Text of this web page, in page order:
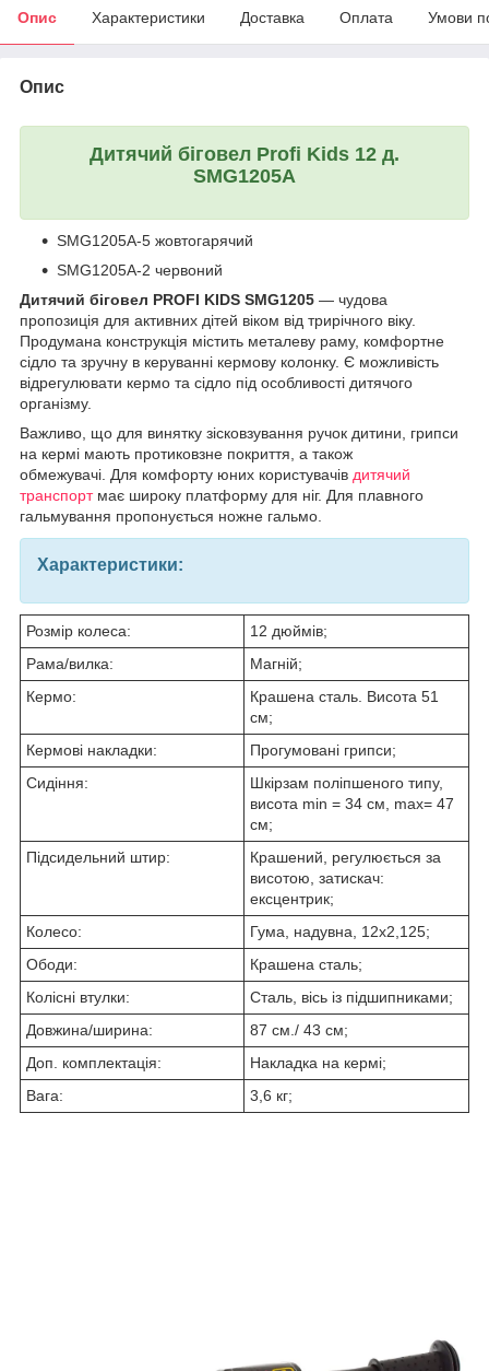
Опис Характеристики Доставка Оплата Умови
Опис
Дитячий біговел Profi Kids 12 д.
SMG1205A
SMG1205A-5 жовтогарячий
SMG1205A-2 червоний
Дитячий біговел PROFI KIDS SMG1205 — чудова
пропозиція для активних дітей віком від трирічного віку.
Продумана конструкція містить металеву раму, комфортне
сідло та зручну в керуванні кермову колонку. Є можливість
відрегулювати кермо та сідло під особливості дитячого
організму.
Важливо, що для винятку зісковзування ручок дитини, грипси
на кермі мають протиковзне покриття, а також
обмежувачі. Для комфорту юних користувачів дитячий
транспортмає широку платформу для ніг. Для плавного
гальмування пропонується ножне гальмо.
Характеристики:
Розмір колеса:
12 дюймів;
Рама/вилка:
Магній;
Кермо:
Крашена сталь. Висота 51
см;
Кермові накладки:
Прогумовані грипси;
Сидіння:
Шкірзам поліпшеного типу,
висота min = 34 см, max= 47
см;
Підсидельний штир:
Крашений, регулюється за
висотою, затискач:
ексцентрик;
Колесо:
Гума, надувна, 12х2,125;
Ободи:
Крашена сталь;
Колісні втулки:
Сталь, вісь із підшипниками;
Довжина/ширина:
87 см./ 43 см;
Доп. комплектація:
Накладка на кермі;
Вага:
3,6 кг;